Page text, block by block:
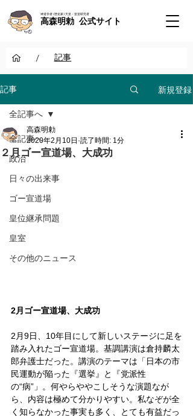
神道学者 / 歴史家 / 天皇・皇室研究者
高森明勅 公式サイト
/ 記事
記事 新規登録
全記事へ
政治
日々の出来事
ゴー宣道場
皇位継承問題
皇室
その他のニュース
全記事へ
２月ゴー宣道場、大成功
高森明勅
2020年2月10日 読了時間: 1分
2月ゴー宣道場、大成功
2月9日、10年目にして新しいステージに足を
踏み入れたゴー宣道場。基調講演は倉持麟太
郎弁護士だった。講演のテーマは「日本の市
民運動が陥った『選挙』と『党派性
の“病”」。何やらややこしそうな演題なが
ら、内容は極めて分かりやすい。私なぞが全
く知らなかった事実も多く、とても有益だっ